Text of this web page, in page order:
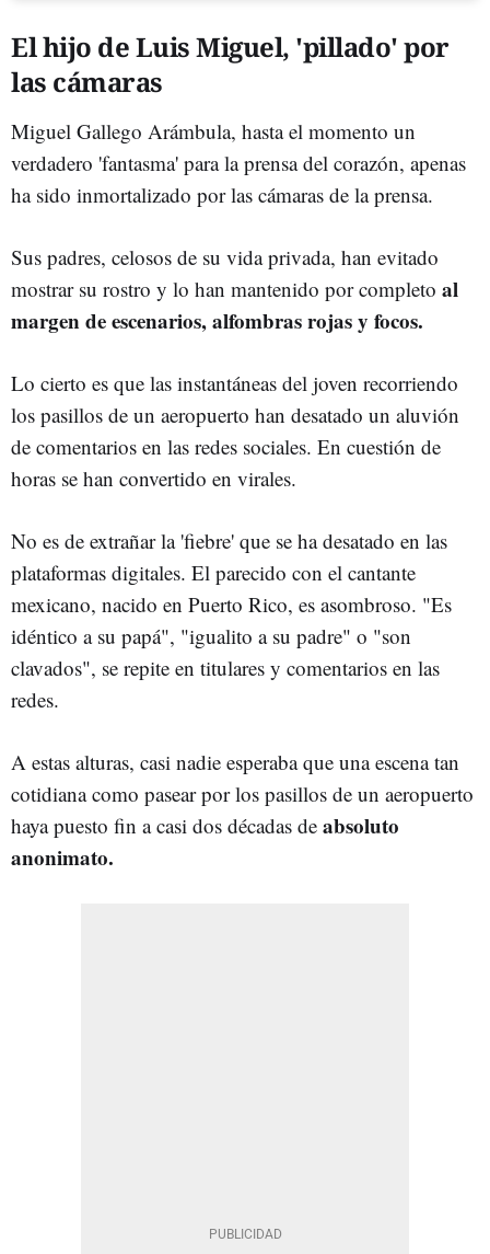
El hijo de Luis Miguel, 'pillado' por
las cámaras
Miguel Gallego Arámbula, hasta el momento un
verdadero 'fantasma' para la prensa del corazón, apenas
ha sido inmortalizado por las cámaras de la prensa.
Sus padres, celosos de su vida privada, han evitado
mostrar su rostro y lo han mantenido por completo al
margen de escenarios, alfombras rojas y focos.
Lo cierto es que las instantáneas del joven recorriendo
los pasillos de un aeropuerto han desatado un aluvión
de comentarios en las redes sociales. En cuestión de
horas se han convertido en virales.
No es de extrañar la 'fiebre' que se ha desatado en las
plataformas digitales. El parecido con el cantante
mexicano, nacido en Puerto Rico, es asombroso. "Es
idéntico a su papá", "igualito a su padre" o "son
clavados", se repite en titulares y comentarios en las
redes.
A estas alturas, casi nadie esperaba que una escena tan
cotidiana como pasear por los pasillos de un aeropuerto
haya puesto fin a casi dos décadas de absoluto
anonimato.